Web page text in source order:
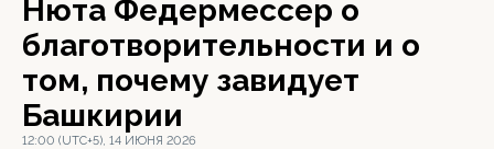
Нюта Федермессер о
благотворительности и о
том, почему завидует
Башкирии
12:00 (UTC+5), 14 ИЮНЯ 2026